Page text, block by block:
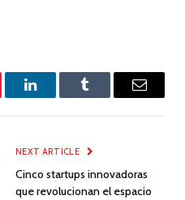
LinkedInTumblr Email
NEXT ARTICLE
Cinco startups innovadoras
que revolucionan el espacio